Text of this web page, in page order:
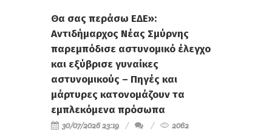
Θα σας περάσω ΕΔΕ»:
Αντιδήμαρχος Νέας Σμύρνης
παρεμπόδισε αστυνομικό έλεγχο
και εξύβρισε γυναίκες
αστυνομικούς – Πηγές και
μάρτυρες κατονομάζουν τα
εμπλεκόμενα πρόσωπα
30/07/2026 23:19 2062